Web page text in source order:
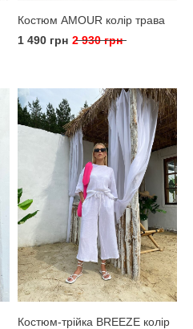
Костюм AMOUR колір трава
1 490 грн 2 930 грн
Костюм-трійка BREEZE колір